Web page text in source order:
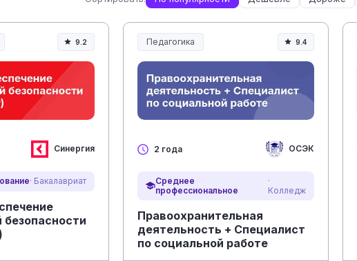
9.2
Синергия
· Бакалавриат
безопасности
Педагогика
Образование и педагогика
9.4
2 года ОСЭК
Среднее
профессиональное
·
Колледж
Правоохранительная
деятельность + Специалист
по социальной работе